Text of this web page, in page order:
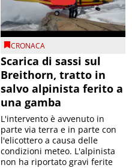
CRONACA
Scarica di sassi sul
Breithorn, tratto in
salvo alpinista ferito a
una gamba
L'intervento è avvenuto in
parte via terra e in parte con
l'elicottero a causa delle
condizioni meteo. L'alpinista
non ha riportato gravi ferite